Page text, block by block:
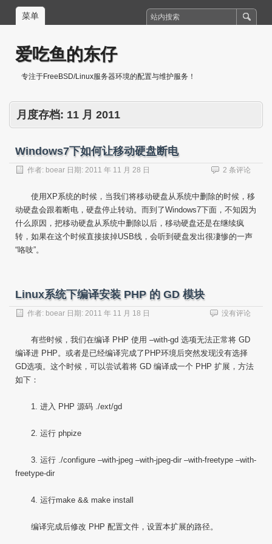
菜单
爱吃鱼的东仔
专注于FreeBSD/Linux服务器环境的配置与维护服务！
月度存档: 11 月 2011
Windows7下如何让移动硬盘断电
作者: boear 日期: 2011 年 11 月 28 日 2 条评论
使用XP系统的时候，当我们将移动硬盘从系统中删除的时候，移
动硬盘会跟着断电，硬盘停止转动。而到了Windows7下面，不知因为
什么原因，把移动硬盘从系统中删除以后，移动硬盘还是在继续疯
转，如果在这个时候直接拔掉USB线，会听到硬盘发出很凄惨的一声
“咯吱”。
Linux系统下编译安装 PHP 的 GD 模块
作者: boear 日期: 2011 年 11 月 18 日 没有评论
有些时候，我们在编译 PHP 使用 –with-gd 选项无法正常将 GD
编译进 PHP。或者是已经编译完成了PHP环境后突然发现没有选择
GD选项。这个时候，可以尝试着将 GD 编译成一个 PHP 扩展，方法
如下：
1. 进入 PHP 源码 ./ext/gd
2. 运行 phpize
3. 运行 ./configure –with-jpeg –with-jpeg-dir –with-freetype –with-
freetype-dir
4. 运行make && make install
编译完成后修改 PHP 配置文件，设置本扩展的路径。